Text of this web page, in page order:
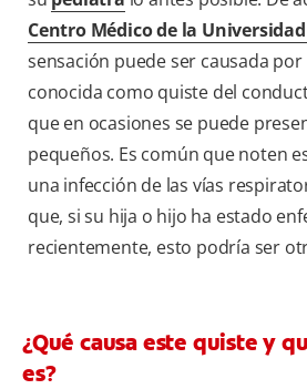
Centro Médico de la
sensación puede ser causada
conocida como quiste del
que en ocasiones se puede
pequeños. Es común que noten
una infección de las vías
que, si su hija o hijo ha estado
recientemente, esto podría ser
¿Qué causa este quiste y
es?